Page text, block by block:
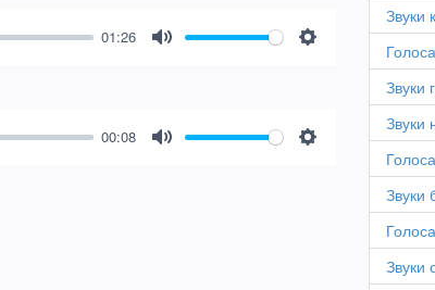
01:26
00:08
Звуки
Звуки
Звуки
Звуки
Звуки